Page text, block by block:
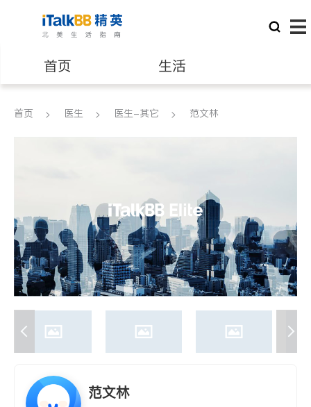
首页 生活
医生 律师
养老 非盈利组织
首页 医生 医生-其它 范文林
范文林